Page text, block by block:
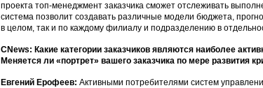
проекта топ-менеджмент заказчика сможет отслеживать
система позволит создавать различные модели бюджета,
в целом, так и по каждому филиалу и подразделению в
CNews: Какие категории заказчиков являются наиболее
Меняется ли «портрет» вашего заказчика по мере развития
Евгений Ерофеев: Активными потребителями систем